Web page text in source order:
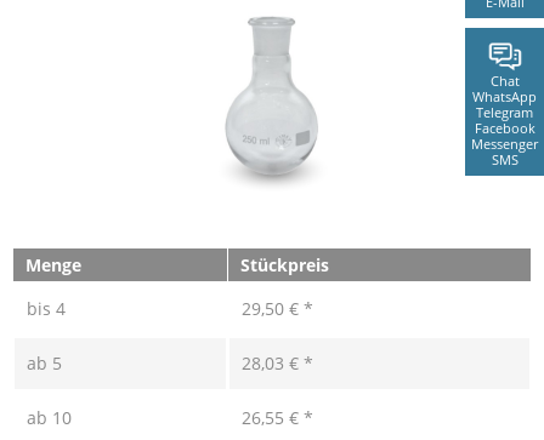
Chat
WhatsApp
Telegram
Facebook
Messenger
SMS
Menge
Stückpreis
bis 4 29,50 € *
ab 5 28,03 € *
ab 10 26,55 € *